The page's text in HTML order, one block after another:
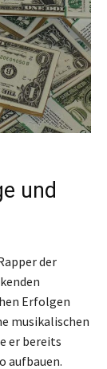
und
der
Erfolgen
musikalischen
er bereits
aufbauen.